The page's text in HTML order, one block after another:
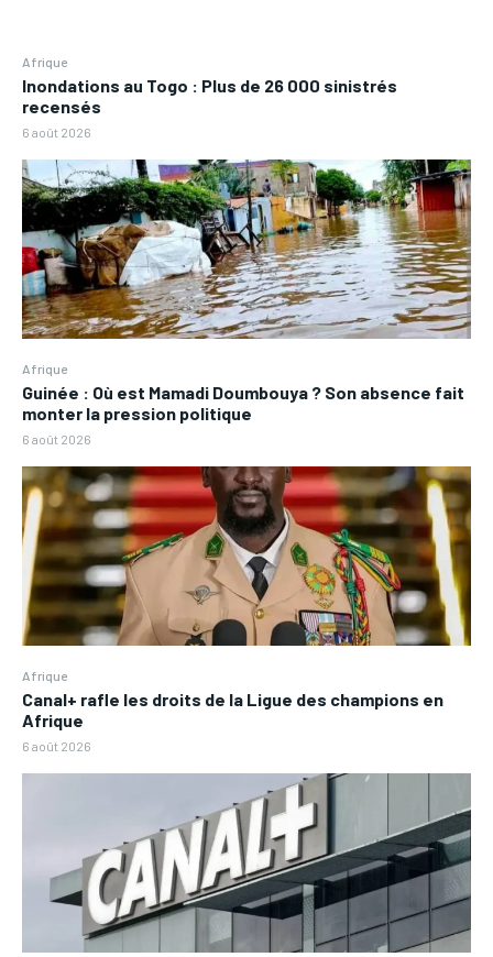
Afrique
Inondations au Togo : Plus de 26 000 sinistrés
recensés
6 août 2026
Afrique
Guinée : Où est Mamadi Doumbouya ? Son absence fait
monter la pression politique
6 août 2026
Afrique
Canal+ rafle les droits de la Ligue des champions en
Afrique
6 août 2026